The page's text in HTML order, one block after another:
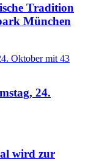
Tradition
München
24.
wird zur